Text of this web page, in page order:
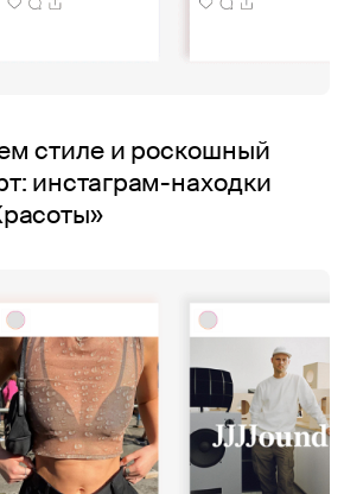
стиле и роскошный
инстаграм-находки